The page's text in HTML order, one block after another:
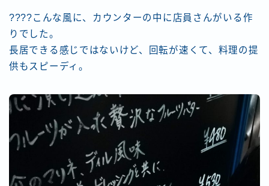
????こんな風に、カウンターの中に店員さんがいる作
りでした。
長居できる感じではないけど、回転が速くて、料理の提
供もスピーディ。